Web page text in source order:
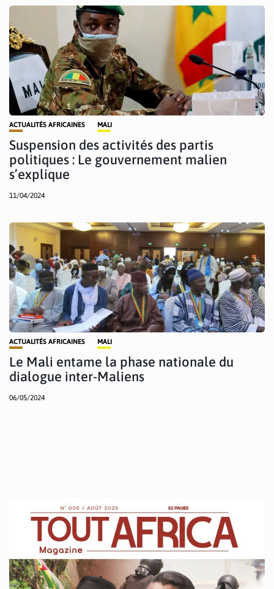
ACTUALITÉS AFRICAINES MALI
Suspension des activités des partis
politiques : Le gouvernement malien
s’explique
11/04/2024
ACTUALITÉS AFRICAINES MALI
Le Mali entame la phase nationale du
dialogue inter-Maliens
06/05/2024